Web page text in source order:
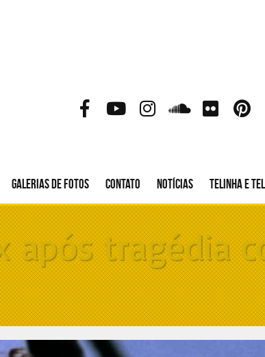
Galerias de fotos Contato Notícias Telinha e
após tragédia